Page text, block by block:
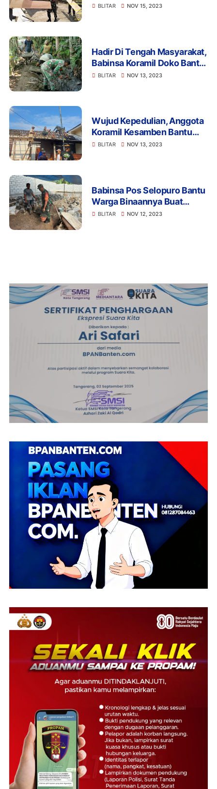
Gelar Gotong Royong Rehab
BLITAR NOV 15, 2023
Hadir Di Tengah Masyarakat,
Babinsa Koramil Doko Bantu
Pembangunan Di Wilayah
BLITAR NOV 13, 2023
Wujud Kepedulian, Anggota
Koramil Kesamben Bantu
Perbaiki Rumah Warga
BLITAR NOV 13, 2023
Babinsa Pos Selopuro Bantu
Warga Binaannya Buat
Pagar Rumah
BLITAR NOV 12, 2023